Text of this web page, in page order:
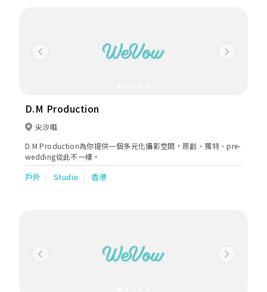
Previous Next
D.M Production
尖沙咀
D.M Production為你提供一個多元化攝影空間，原創、獨特、pre-
wedding從此不一樣。
戶外 Studio 香港
Previous Next